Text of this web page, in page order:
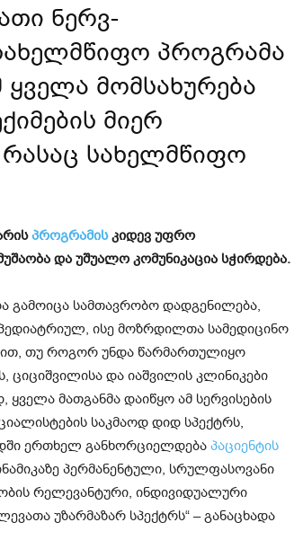
ნერვ-
პროგრამა
მომსახურება
მიერ
სახელმწიფო
პროგრამისკიდევ უფრო
და უშუალო კომუნიკაცია სჭირდება.
გამოიცა სამთავრობო დადგენილება,
ისე მოზრდილთა სამედიცინო
თუ როგორ უნდა წარმართულიყო
ციციშვილისა და იაშვილის კლინიკები
ყველა მათგანმა დაიწყო ამ სერვისების
საკმაოდ დიდ სპექტრს,
ერთხელ განხორციელდება პაციენტის
პერმანენტული, სრულფასოვანი
რელევანტური, ინდივიდუალური
უზარმაზარ სპექტრს“ – განაცხადა